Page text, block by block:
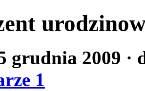
grudnia 2009 ·
1